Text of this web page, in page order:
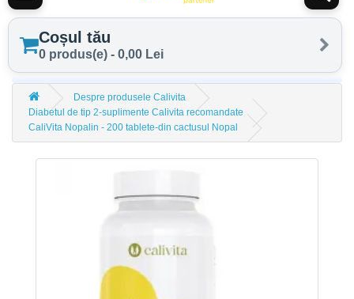
Coșul tău
0 produs(e) - 0,00 Lei
Despre produsele Calivita
Diabetul de tip 2-suplimente Calivita recomandate
CaliVita Nopalin - 200 tablete-din cactusul Nopal